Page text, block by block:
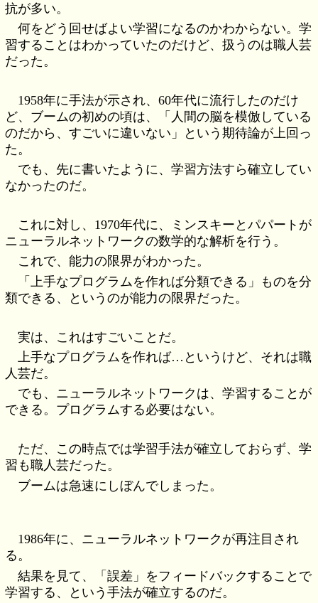
抗が多い。
何をどう回せばよい学習になるのかわからない。学
習することはわかっていたのだけど、扱うのは職人芸
だった。
1958年に手法が示され、60年代に流行したのだけ
ど、ブームの初めの頃は、「人間の脳を模倣している
のだから、すごいに違いない」という期待論が上回っ
た。
でも、先に書いたように、学習方法すら確立してい
なかったのだ。
これに対し、1970年代に、ミンスキーとパパートが
ニューラルネットワークの数学的な解析を行う。
これで、能力の限界がわかった。
「上手なプログラムを作れば分類できる」ものを分
類できる、というのが能力の限界だった。
実は、これはすごいことだ。
上手なプログラムを作れば…というけど、それは職
人芸だ。
でも、ニューラルネットワークは、学習することが
できる。プログラムする必要はない。
ただ、この時点では学習手法が確立しておらず、学
習も職人芸だった。
ブームは急速にしぼんでしまった。
1986年に、ニューラルネットワークが再注目され
る。
結果を見て、「誤差」をフィードバックすることで
学習する、という手法が確立するのだ。